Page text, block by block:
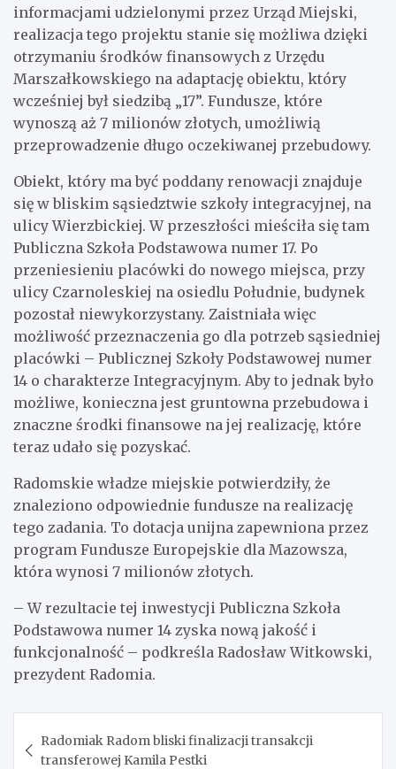
informacjami udzielonymi przez Urząd Miejski,
realizacja tego projektu stanie się możliwa dzięki
otrzymaniu środków finansowych z Urzędu
Marszałkowskiego na adaptację obiektu, który
wcześniej był siedzibą „17”. Fundusze, które
wynoszą aż 7 milionów złotych, umożliwią
przeprowadzenie długo oczekiwanej przebudowy.
Obiekt, który ma być poddany renowacji znajduje
się w bliskim sąsiedztwie szkoły integracyjnej, na
ulicy Wierzbickiej. W przeszłości mieściła się tam
Publiczna Szkoła Podstawowa numer 17. Po
przeniesieniu placówki do nowego miejsca, przy
ulicy Czarnoleskiej na osiedlu Południe, budynek
pozostał niewykorzystany. Zaistniała więc
możliwość przeznaczenia go dla potrzeb sąsiedniej
placówki – Publicznej Szkoły Podstawowej numer
14 o charakterze Integracyjnym. Aby to jednak było
możliwe, konieczna jest gruntowna przebudowa i
znaczne środki finansowe na jej realizację, które
teraz udało się pozyskać.
Radomskie władze miejskie potwierdziły, że
znaleziono odpowiednie fundusze na realizację
tego zadania. To dotacja unijna zapewniona przez
program Fundusze Europejskie dla Mazowsza,
która wynosi 7 milionów złotych.
– W rezultacie tej inwestycji Publiczna Szkoła
Podstawowa numer 14 zyska nową jakość i
funkcjonalność – podkreśla Radosław Witkowski,
prezydent Radomia.
wpisu
Radomiak Radom bliski finalizacji transakcji
transferowej Kamila Pestki